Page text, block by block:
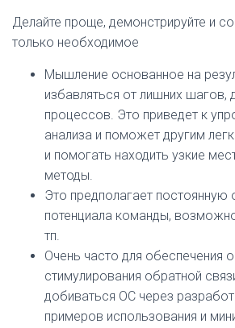
Делайте проще, демонстрируйте и
только необходимое
Мышление основанное на
избавляться от лишних шагов,
процессов. Это приведет к
анализа и поможет другим
и помогать находить узкие
методы.
Это предполагает постоянную
потенциала команды,
тп.
Очень часто для обеспечения
стимулирования обратной
добиваться ОС через
примеров использования и